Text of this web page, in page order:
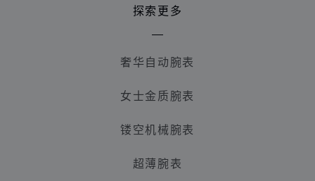
探索更多
奢华自动腕表
女士金质腕表
镂空机械腕表
超薄腕表